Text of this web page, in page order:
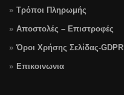
Τρόποι Πληρωμής
Αποστολές – Επιστροφές
Όροι Χρήσης Σελίδας-GDPR
Επικοινωνια